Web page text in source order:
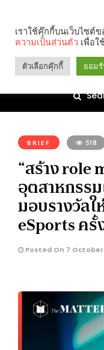
BRIEF 518
“สร้าง role
อุตสาหกรร
มอบรางวัล
eSports ครั้
Posted On 7 October
เราใช้คุ๊กกี้บนเว็บไซต์
ความเป็นส่วนตัว เพื่อใ
ตัวเลือกคุ๊กกี้ ยอม